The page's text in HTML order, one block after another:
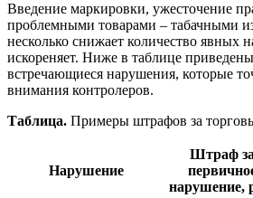
Введение маркировки, ужесточение
проблемными товарами – табачными
несколько снижает количество явных
искореняет. Ниже в таблице
встречающиеся нарушения, которые
внимания контролеров.
Таблица. Примеры штрафов за
Нарушение
Штраф за
нарушение,